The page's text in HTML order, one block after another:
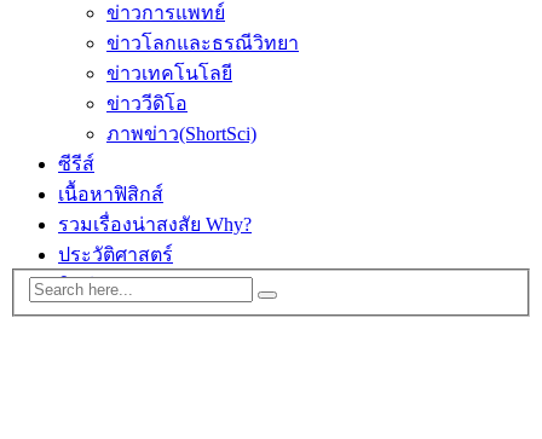
ข่าวการแพทย์
ข่าวโลกและธรณีวิทยา
ข่าวเทคโนโลยี
ข่าววีดิโอ
ภาพข่าว(ShortSci)
ซีรีส์
เนื้อหาฟิสิกส์
รวมเรื่องน่าสงสัย Why?
ประวัติศาสตร์
ติดต่อ